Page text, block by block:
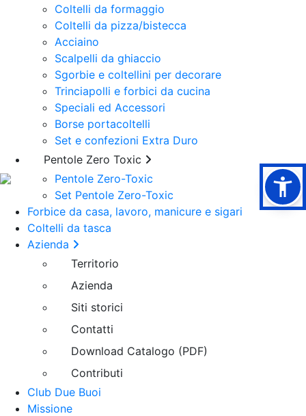
Coltelli da formaggio
Coltelli da pizza/bistecca
Acciaino
Scalpelli da ghiaccio
Sgorbie e coltellini per decorare
Trinciapolli e forbici da cucina
Speciali ed Accessori
Borse portacoltelli
Set e confezioni Extra Duro
Pentole Zero Toxic
Pentole Zero-Toxic
Set Pentole Zero-Toxic
Forbice da casa, lavoro, manicure e sigari
Coltelli da tasca
Azienda
Territorio
Azienda
Siti storici
Contatti
Download Catalogo (PDF)
Contributi
Club Due Buoi
Missione
Due Buoi Club